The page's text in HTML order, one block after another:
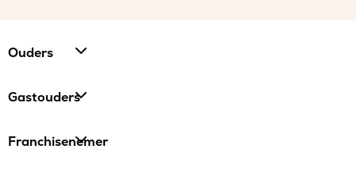
Ouders
Gastouders
Franchisenemer